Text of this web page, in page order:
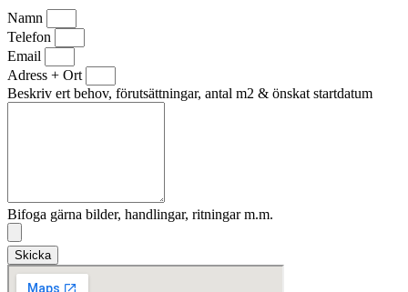
Namn
Telefon
Email
Adress + Ort
Beskriv ert behov, förutsättningar, antal m2 & önskat startdatum
Bifoga gärna bilder, handlingar, ritningar m.m.
Skicka